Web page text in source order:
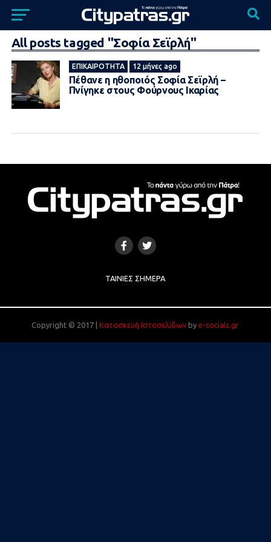
All posts tagged "Σοφία Σεϊρλή"
ΕΠΙΚΑΙΡΌΤΗΤΑ 12 μήνες ago
Πέθανε η ηθοποιός Σοφία Σεϊρλή –
Πνίγηκε στους Φούρνους Ικαρίας
ΤΑΙΝΊΕΣ ΣΉΜΕΡΑ
Copyright © 2017 |Κατασκευή Ιστοσελίδων bye-socials.gr